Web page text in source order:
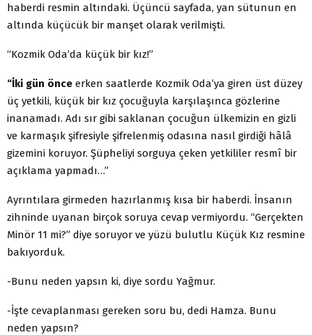
haberdi resmin altındaki. Üçüncü sayfada, yan sütunun en
altında küçücük bir manşet olarak verilmişti.
‘‘Kozmik Oda’da küçük bir kız!’’
“İki gün önce erken saatlerde Kozmik Oda’ya giren üst düzey
üç yetkili, küçük bir kız çocuğuyla karşılaşınca gözlerine
inanamadı. Adı sır gibi saklanan çocuğun ülkemizin en gizli
ve karmaşık şifresiyle şifrelenmiş odasına nasıl girdiği hâlâ
gizemini koruyor. Şüpheliyi sorguya çeken yetkililer resmî bir
açıklama yapmadı…”
Ayrıntılara girmeden hazırlanmış kısa bir haberdi. İnsanın
zihninde uyanan birçok soruya cevap vermiyordu. “Gerçekten
Minör 11 mi?” diye soruyor ve yüzü bulutlu Küçük Kız resmine
bakıyorduk.
-Bunu neden yapsın ki, diye sordu Yağmur.
-İşte cevaplanması gereken soru bu, dedi Hamza. Bunu
neden yapsın?